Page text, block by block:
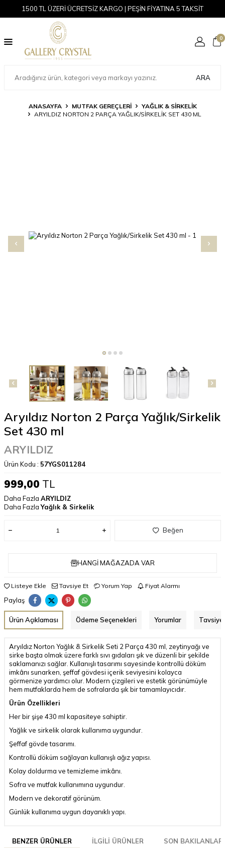
1500 TL ÜZERİ ÜCRETSİZ KARGO | PEŞİN FİYATINA 5 TAKSİT
ARA
0
ANASAYFA MUTFAK GEREÇLERİ
YAĞLIK & SIRKELIK
ARYILDIZ NORTON 2 PARÇA YAĞLIK/SIRKELIK SET 430 ML
Aryıldız Norton 2 Parça Yağlık/Sirkelik
Set 430 ml
ARYILDIZ
Ürün Kodu : 57YGS011284
999,00 TL
Daha Fazla ARYILDIZ
Daha FazlaYağlık & Sirkelik
Beğen
HANGI MAĞAZADA VAR
Listeye Ekle Tavsiye Et Yorum Yap Fiyat Alarmı
Paylaş
Ürün Açıklaması Ödeme Seçenekleri Yorumlar Tavsiye
Aryıldız Norton Yağlık & Sirkelik Seti 2 Parça 430 ml, zeytinyağı ve
sirke başta olmak üzere farklı sıvı gıdaları şık ve düzenli bir şekilde
saklamanızı sağlar. Kullanışlı tasarımı sayesinde kontrollü döküm
imkânı sunarken, şeffaf gövdesi içerik seviyesini kolayca
görmenize yardımcı olur. Modern çizgileri ve estetik görünümüyle
hem mutfaklarda hem de sofralarda şık bir tamamlayıcıdır.
Ürün Özellikleri
Her bir şişe 430 ml kapasiteye sahiptir.
Yağlık ve sirkelik olarak kullanıma uygundur.
Şeffaf gövde tasarımı.
Kontrollü döküm sağlayan kullanışlı ağız yapısı.
Kolay doldurma ve temizleme imkânı.
Sofra ve mutfak kullanımına uygundur.
Modern ve dekoratif görünüm.
Günlük kullanıma uygun dayanıklı yapı.
BENZER ÜRÜNLER İLGILI ÜRÜNLER SON BAKILANLAR